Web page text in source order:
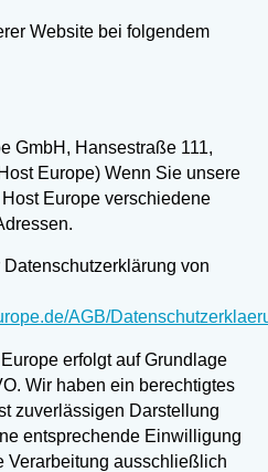
Website bei folgendem
GmbH, Hansestraße 111,
Europe) Wenn Sie unsere
Europe verschiedene
von
AGB/
erfolgt auf Grundlage
Wir haben ein berechtigtes
zuverlässigen Darstellung
entsprechende Einwilligung
Verarbeitung ausschließlich